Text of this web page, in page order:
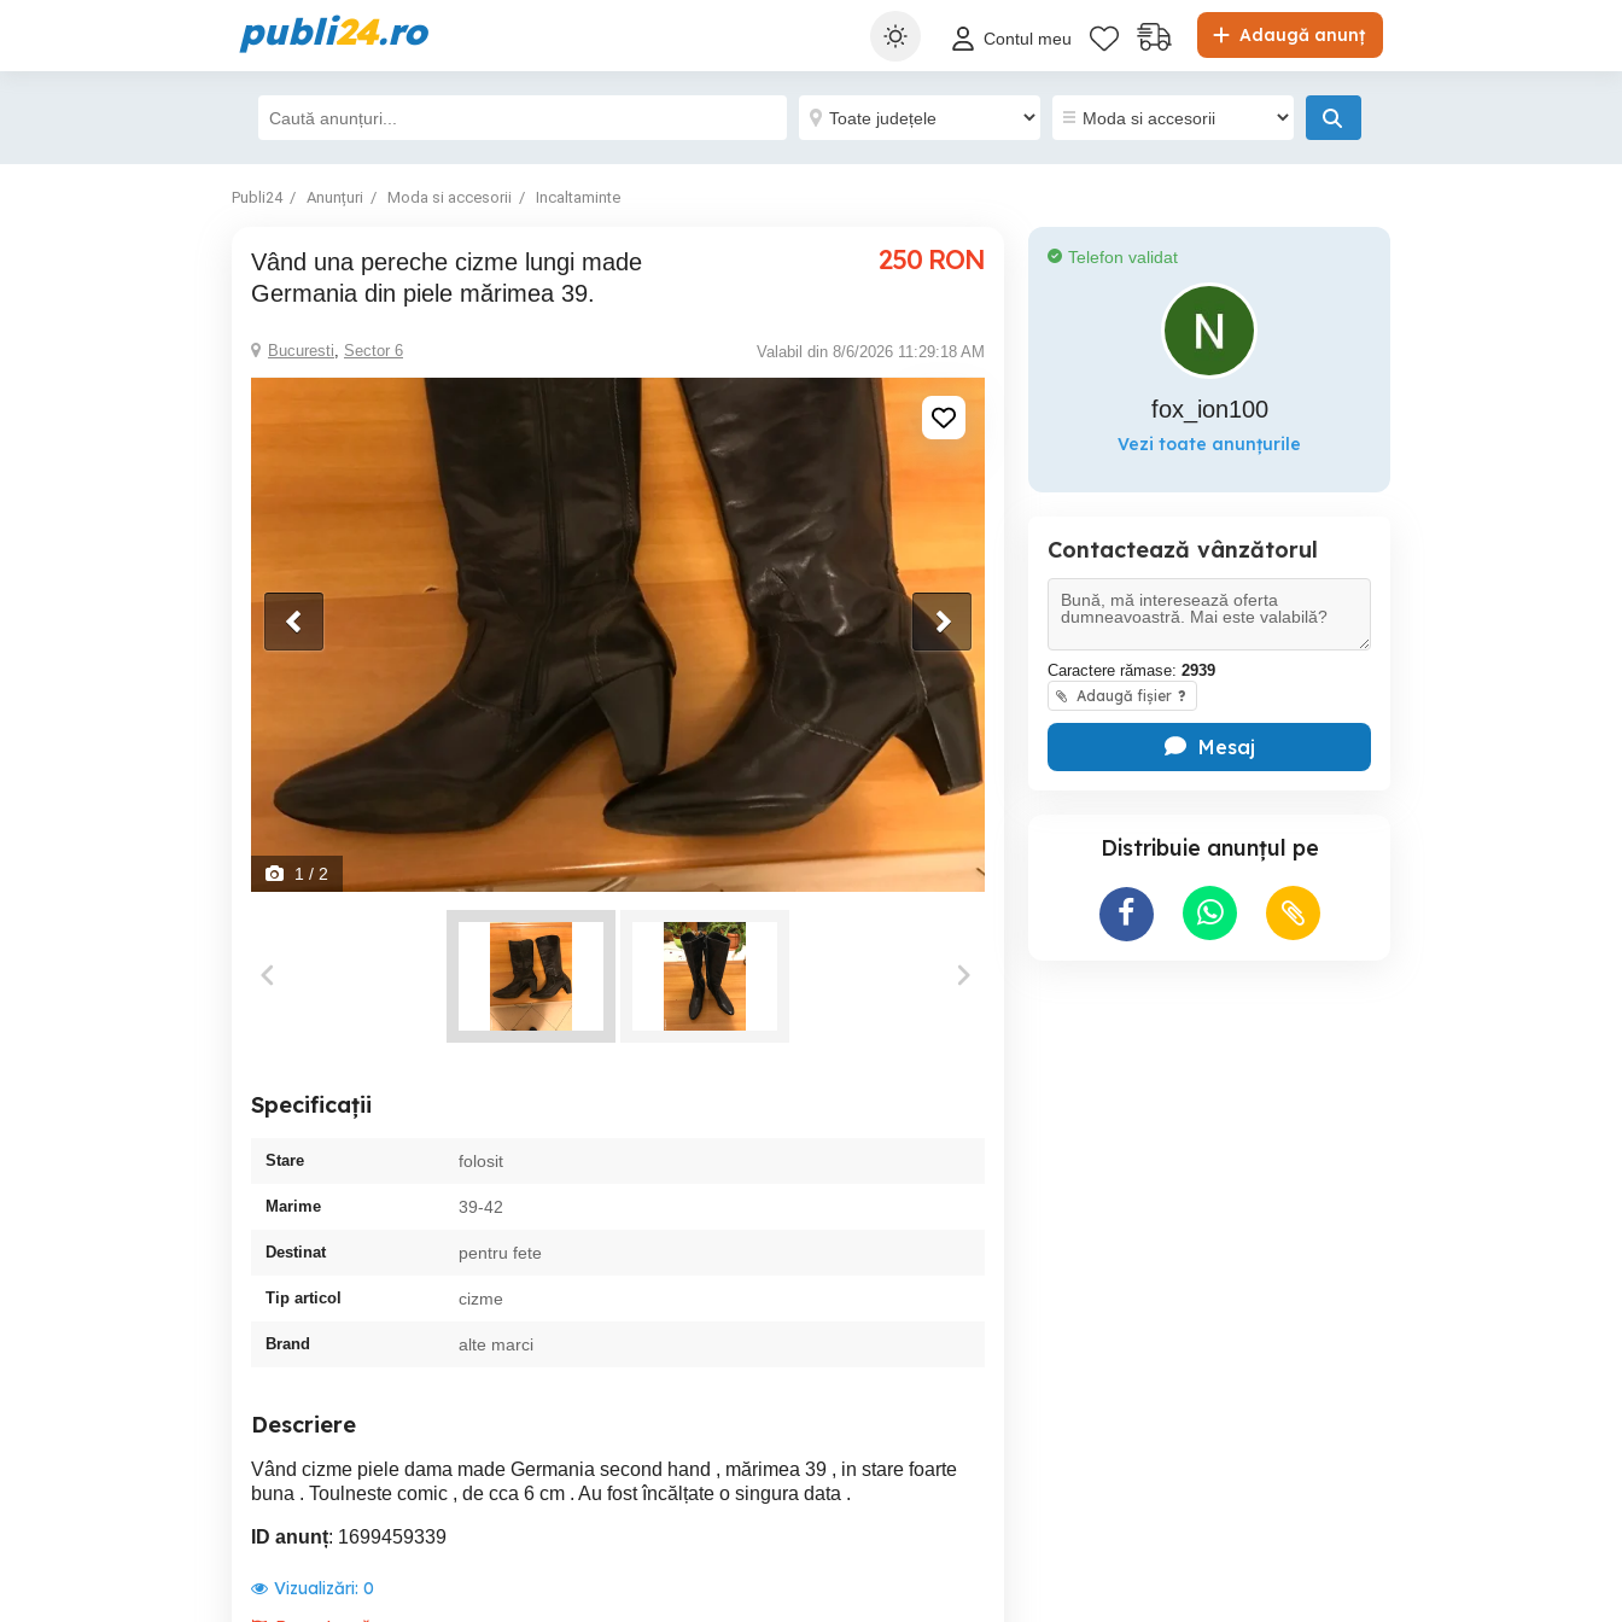
publi24.ro Adaugă anunț
Contul meu
Publi24 Anunțuri Moda si accesorii Incaltaminte
Vând una pereche cizme lungi made
Germania din piele mărimea 39.
250 RON
Bucuresti, Sector 6 Valabil din 8/6/2026 11:29:18 AM
1 / 2
Specificații
Stare folosit
Marime 39-42
Destinat pentru fete
Tip articol cizme
Brand alte marci
Descriere
Vând cizme piele dama made Germania second hand , mărimea 39 , in stare foarte
buna . Toulneste comic , de cca 6 cm . Au fost încălțate o singura data .
ID anunț: 1699459339
Vizualizări: 0
Telefon validat
fox_ion100
Vezi toate anunțurile
Contactează vânzătorul
Caractere rămase: 2939
Adaugă fișier ?
Mesaj
Distribuie anunțul pe